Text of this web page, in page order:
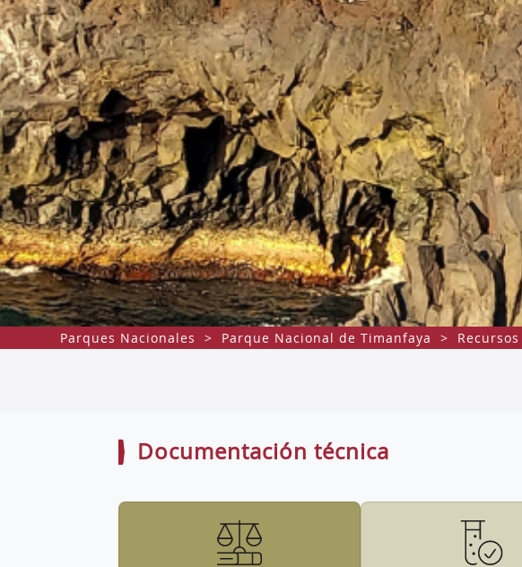
Parques Nacionales > Parque Nacional de Timanfaya > Recursos
Documentación técnica